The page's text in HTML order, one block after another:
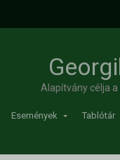
Alapítvány célja
Események Tablótár